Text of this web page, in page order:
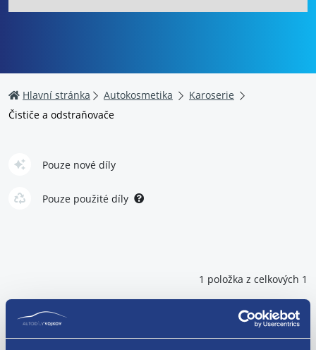
Hlavní stránka Autokosmetika
Karoserie
Čističe a odstraňovače
Pouze nové díly
Pouze použité díly
1 položka z celkových 1